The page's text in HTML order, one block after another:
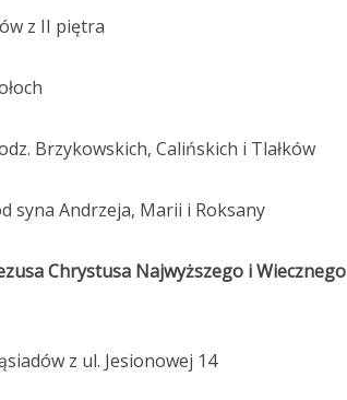
z II piętra
Brzykowskich, Calińskich i Tlałków
syna Andrzeja, Marii i Roksany
Chrystusa Najwyższego i Wiecznego
z ul. Jesionowej 14